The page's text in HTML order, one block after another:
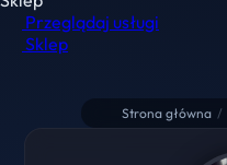
Przeglądaj usługi
Sklep
Strona główna /